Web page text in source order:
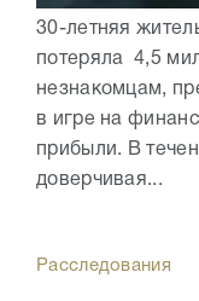
30-летняя
потеряла 4,5
незнакомцам,
в игре на
прибыли. В
доверчивая...
Расследования